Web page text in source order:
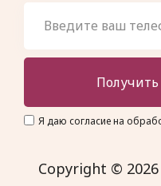
Получить
Я даю согласие на
Copyright ©